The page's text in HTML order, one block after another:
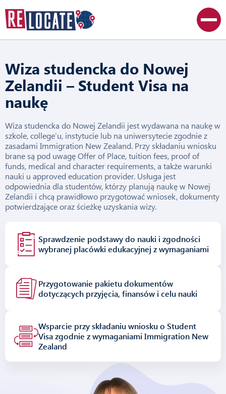
Wiza studencka do Nowej
Zelandii – Student Visa na
naukę
Wiza studencka do Nowej Zelandii jest wydawana na naukę w
szkole, college’u, instytucie lub na uniwersytecie zgodnie z
zasadami Immigration New Zealand. Przy składaniu wniosku
brane są pod uwagę Offer of Place, tuition fees, proof of
funds, medical and character requirements, a także warunki
nauki u approved education provider. Usługa jest
odpowiednia dla studentów, którzy planują naukę w Nowej
Zelandii i chcą prawidłowo przygotować wniosek, dokumenty
potwierdzające oraz ścieżkę uzyskania wizy.
Sprawdzenie podstawy do nauki i zgodności
wybranej placówki edukacyjnej z wymaganiami
Przygotowanie pakietu dokumentów
dotyczących przyjęcia, finansów i celu nauki
Wsparcie przy składaniu wniosku o Student
Visa zgodnie z wymaganiami Immigration New
Zealand